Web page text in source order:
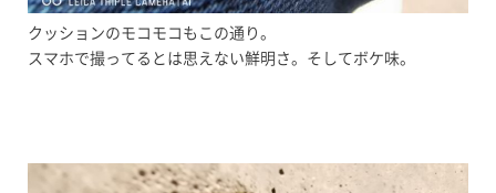
クッションのモコモコもこの通り。
スマホで撮ってるとは思えない鮮明さ。そしてボケ味。